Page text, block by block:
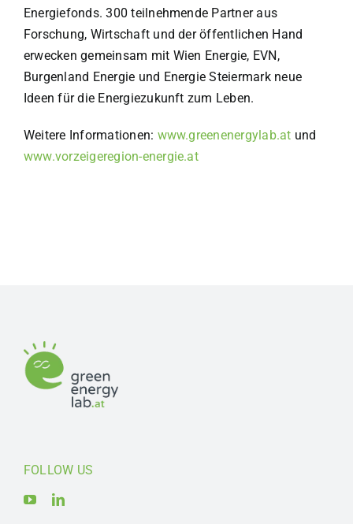
Energiefonds. 300 teilnehmende Partner aus
Forschung, Wirtschaft und deröffentlichen Hand
erwecken gemeinsam mit Wien Energie, EVN,
Burgenland Energie und Energie Steiermark neue
Ideen für die Energiezukunft zum Leben.
Weitere Informationen: www.greenenergylab.at und
www.vorzeigeregion-energie.at
FOLLOW US